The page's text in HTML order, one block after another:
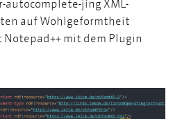
autocomplete-jing XML-
auf Wohlgeformtheit
Notepad++mit dem Plugin